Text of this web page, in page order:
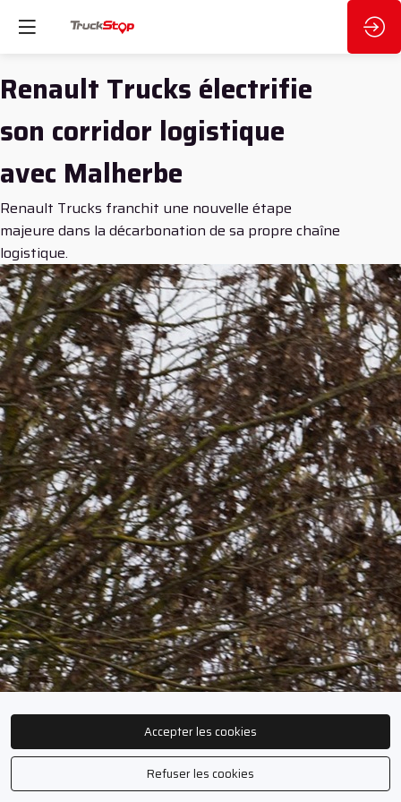
Renault Trucks électrifie
son corridor logistique
avec Malherbe
Renault Trucks franchit une nouvelle étape
majeure dans la décarbonation de sa propre chaîne
logistique.
Accepter les cookies
Refuser les cookies